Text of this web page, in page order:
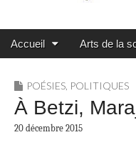
Main menu
Skip to content
Accueil Arts de la
POÉSIES POLITIQUES
À Betzi,
20 décembre 2015